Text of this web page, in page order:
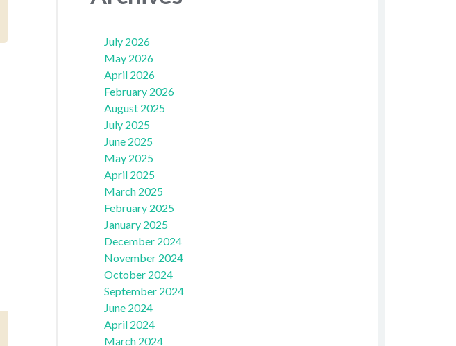
July 2026
May 2026
April 2026
February 2026
August 2025
July 2025
June 2025
May 2025
April 2025
March 2025
February 2025
January 2025
December 2024
November 2024
October 2024
September 2024
June 2024
April 2024
March 2024